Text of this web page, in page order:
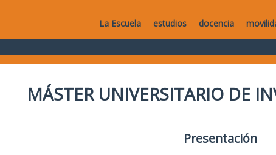
La Escuela estudios docencia
MÁSTER UNIVERSITARIO DE
Presentación